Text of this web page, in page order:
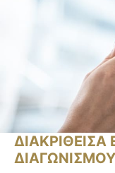
ΔΙΑΚΡΙΘΕΙΣΑ
ΔΙΑΓΩΝΙΣΜΟΥ